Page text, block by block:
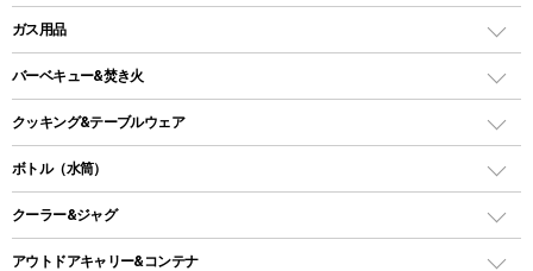
ロッジ型・オリジナルテント
タープ
スクエアタープ（レクタタープ）
メッシュタープ
自立式タープ
レジャーシート
LEDランタン
ガスランタン
オイルランタン
LEDライト
ヘッドライト
キャンドル
ガス用品
ガスバーナー
ガス缶
ガストーチ、ライター
バーベキュー&焚き火
バーベキューコンロ、グリル
焚き火台タイプ（ロースタイル）グリル
卓上タイプグリル
パーティータイプグリル
クッキング&テーブルウェア
ダッチオーブン
ホットサンドメーカー
ボトル（水筒）
ステンレスボトル
クーラー&ジャグ
クーラーボックス
アウトドアキャリー&コンテナ